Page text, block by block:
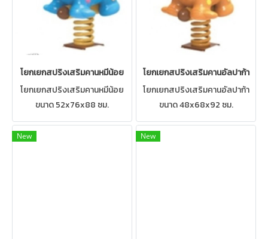
โยกเยกสปริงเสริมคานหมีน้อย
โยกเยกสปริงเสริมคานหมีน้อย
ขนาด 52x76x88 ซม.
โยกเยกสปริงเสริมคานอัลปาก้า
โยกเยกสปริงเสริมคานอัลปาก้า
ขนาด 48x68x92 ซม.
New New